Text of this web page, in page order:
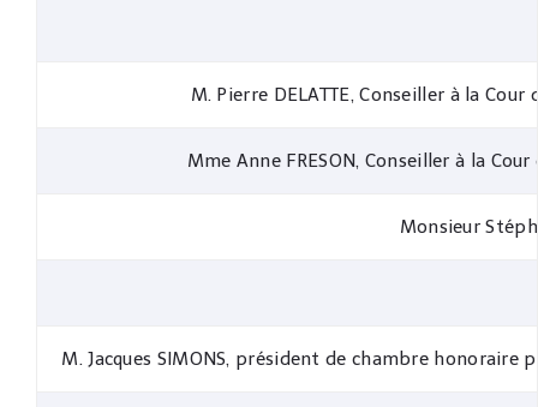
M. Pierre DELATTE, Conseiller à la
Mme Anne FRESON, Conseiller à la
Monsieur
M. Jacques SIMONS, président de chambre honoraire